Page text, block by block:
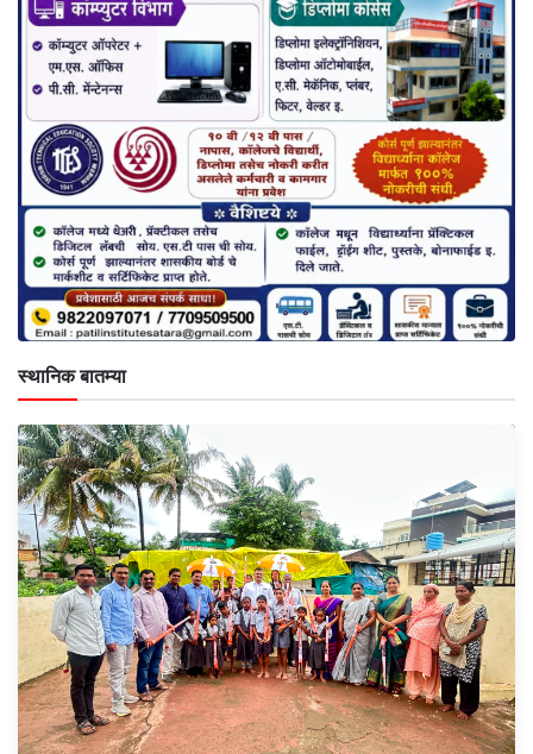
स्थानिक बातम्या